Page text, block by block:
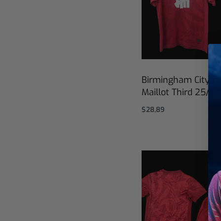
Birmingham City
Maillot Third 25/26
$28,89